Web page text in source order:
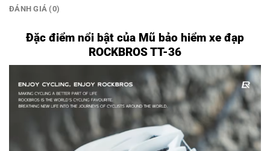
ĐÁNH GIÁ (0)
Đặc điểm nổi bật của Mũ bảo hiểm xe đạp
ROCKBROS TT-36